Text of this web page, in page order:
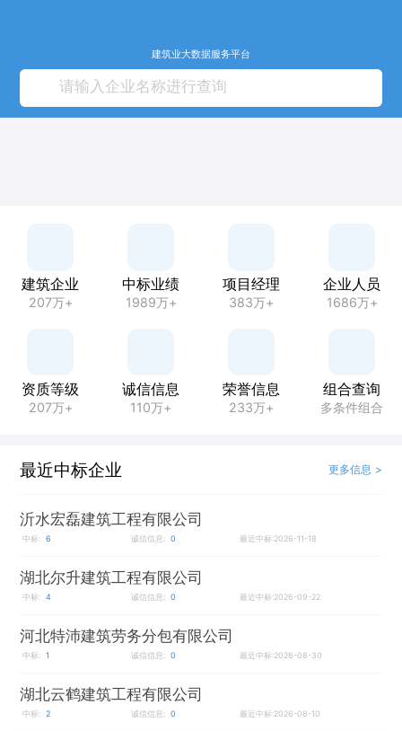
建筑业大数据服务平台
建筑企业
207万+
中标业绩
1989万+
项目经理
383万+
企业人员
1686万+
资质等级
207万+
诚信信息
110万+
荣誉信息
233万+
组合查询
多条件组合
最近中标企业 更多信息 >
沂水宏磊建筑工程有限公司
中标: 6 诚信信息: 0 最近中标:2026-11-18
湖北尔升建筑工程有限公司
中标: 4 诚信信息: 0 最近中标:2026-09-22
河北特沛建筑劳务分包有限公司
中标: 1 诚信信息: 0 最近中标:2026-08-30
湖北云鹤建筑工程有限公司
中标: 2 诚信信息: 0 最近中标:2026-08-10